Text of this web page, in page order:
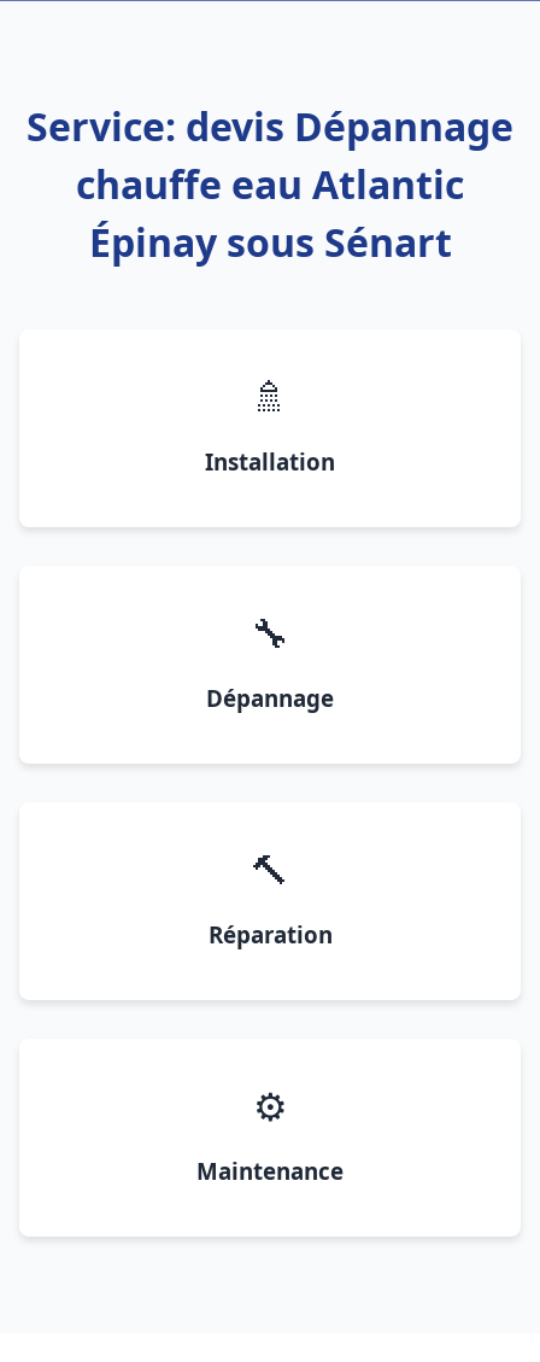
Service: devis Dépannage
chauffe eau Atlantic
Épinay sous Sénart
🚿
Installation
🔧
Dépannage
🔨
Réparation
⚙️
Maintenance